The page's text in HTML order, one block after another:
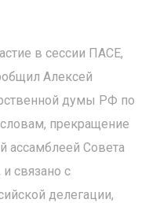
в сессии ПАСЕ,
Алексей
думы РФ по
прекращение
ассамблеей Совета
связано с
делегации,